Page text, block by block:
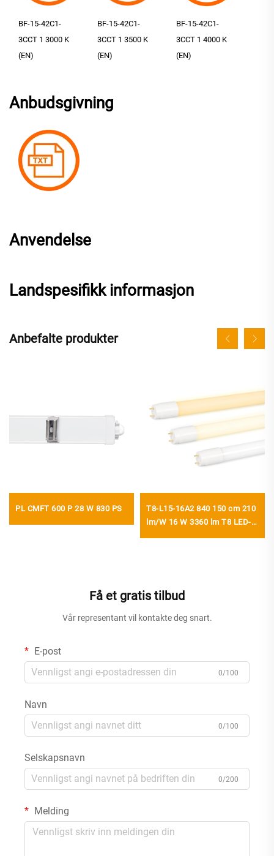
BF-15-42C1-
3CCT 1 3000 K
(EN)
BF-15-42C1-
3CCT 1 3500 K
(EN)
BF-15-42C1-
3CCT 1 4000 K
(EN)
Anbudsgivning
Anvendelse
Landspesifikk informasjon
Anbefalte produkter
PL CMFT 600 P 28 W 830 PS
T8-L15-16A2 840 150 cm 210
lm/W 16 W 3360 lm T8 LED-
Få et gratis tilbud
Vår representant vil kontakte deg snart.
E-post
0/100
Navn
0/100
Selskapsnavn
0/200
Melding